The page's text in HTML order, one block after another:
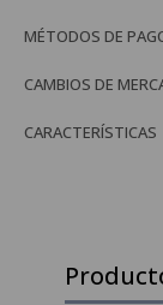
MÉTODOS DE
CAMBIOS DE
CARACTERÍSTICAS